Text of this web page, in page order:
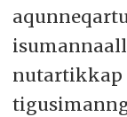
nutartikkap